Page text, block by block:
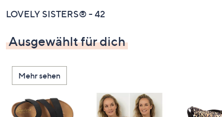
Pfeiltasten
oben
und
nach
unten
oder
wischen
Sie
LOVELY SISTERS® - 42
Ausgewählt für dich
Mehr sehen